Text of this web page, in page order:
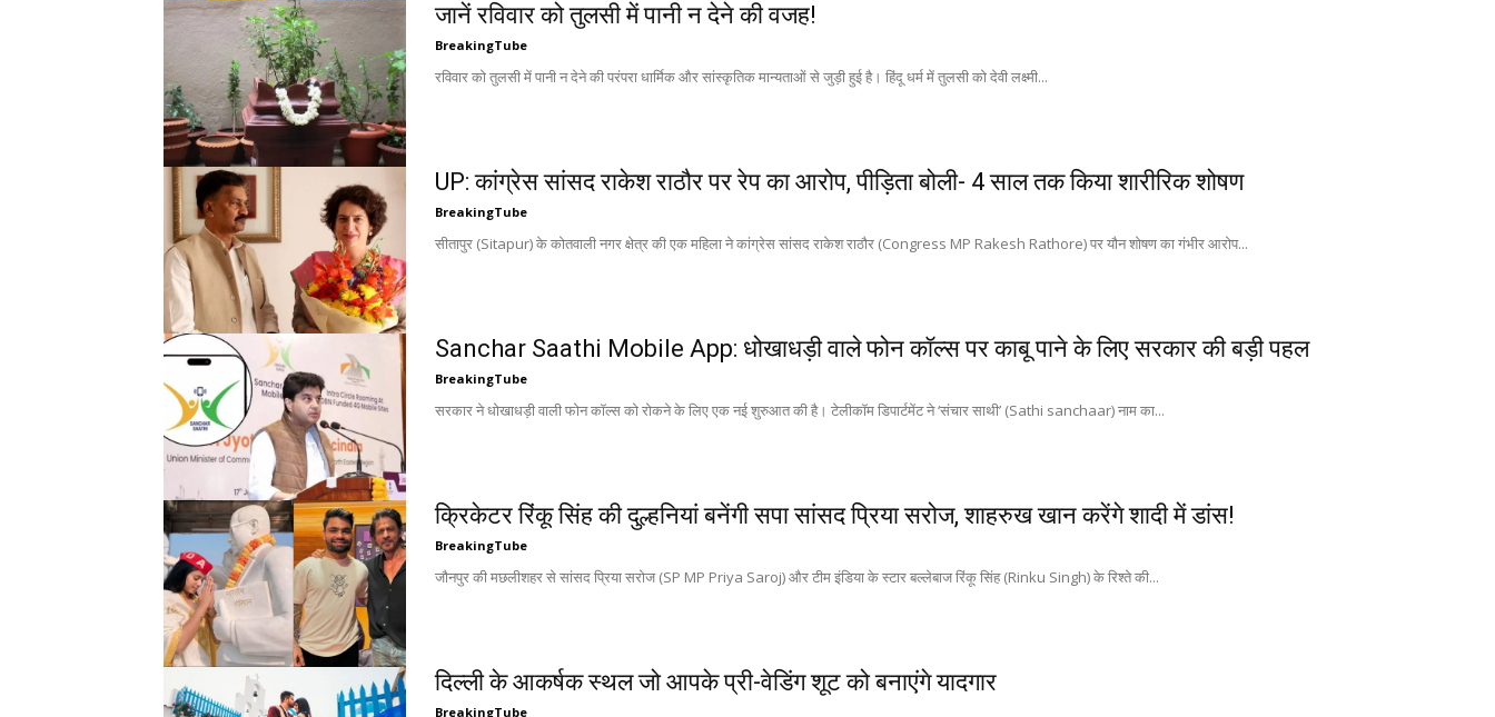
जानें रविवार को तुलसी में पानी न देने की वजह!
BreakingTube
रविवार को तुलसी में पानी न देने की परंपरा धार्मिक और सांस्कृतिक मान्यताओं से जुड़ी हुई है। हिंदू धर्म में तुलसी को देवी लक्ष्मी...
UP: कांग्रेस सांसद राकेश राठौर पर रेप का आरोप, पीड़िता बोली- 4 साल तक किया शारीरिक शोषण
BreakingTube
सीतापुर (Sitapur) के कोतवाली नगर क्षेत्र की एक महिला ने कांग्रेस सांसद राकेश राठौर (Congress MP Rakesh Rathore) पर यौन शोषण का गंभीर आरोप...
Sanchar Saathi Mobile App: धोखाधड़ी वाले फोन कॉल्स पर काबू पाने के लिए सरकार की बड़ी पहल
BreakingTube
सरकार ने धोखाधड़ी वाली फोन कॉल्स को रोकने के लिए एक नई शुरुआत की है। टेलीकॉम डिपार्टमेंट ने ‘संचार साथी’ (Sathi sanchaar) नाम का...
क्रिकेटर रिंकू सिंह की दुल्हनियां बनेंगी सपा सांसद प्रिया सरोज, शाहरुख खान करेंगे शादी में डांस!
BreakingTube
जौनपुर की मछलीशहर से सांसद प्रिया सरोज (SP MP Priya Saroj) और टीम इंडिया के स्टार बल्लेबाज रिंकू सिंह (Rinku Singh) के रिश्ते की...
दिल्ली के आकर्षक स्थल जो आपके प्री-वेडिंग शूट को बनाएंगे यादगार
BreakingTube